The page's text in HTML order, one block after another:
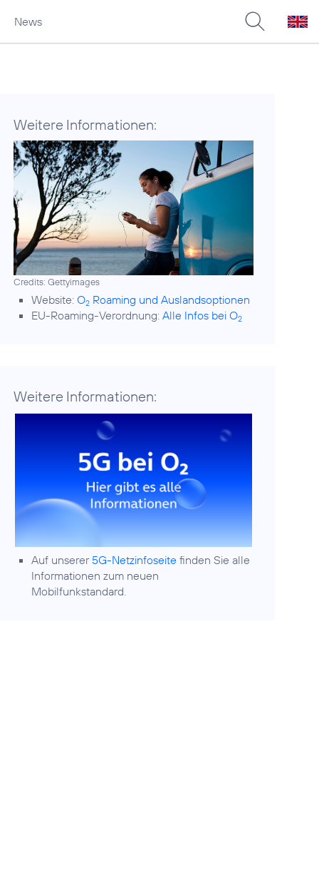
News
Weitere Informationen:
Credits: Gettyimages
Website:O2 Roaming und Auslandsoptionen
EU-Roaming-Verordnung:Alle Infos bei O2
Weitere Informationen:
Auf unserer 5G-Netzinfoseite finden Sie alle
Informationen zum neuen
Mobilfunkstandard.